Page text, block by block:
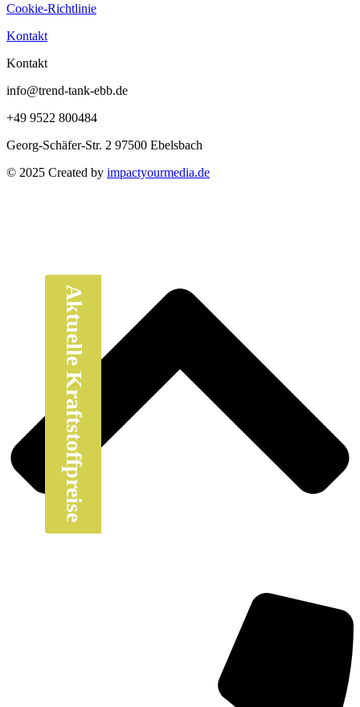
Cookie-Richtlinie
Kontakt
Kontakt
info@trend-tank-ebb.de
+49 9522 800484
Georg-Schäfer-Str. 2 97500 Ebelsbach
© 2025 Created by impactyourmedia.de